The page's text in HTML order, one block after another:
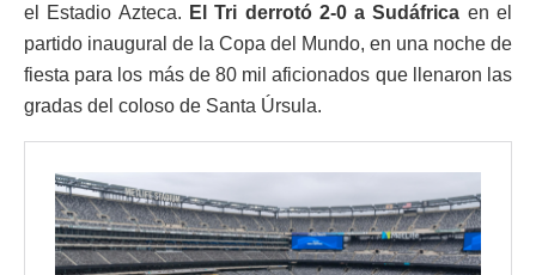
el Estadio Azteca. El Tri derrotó 2-0 a Sudáfrica en el
partido inaugural de la Copa del Mundo, en una noche de
fiesta para los más de 80 mil aficionados que llenaron las
gradas del coloso de Santa Úrsula.